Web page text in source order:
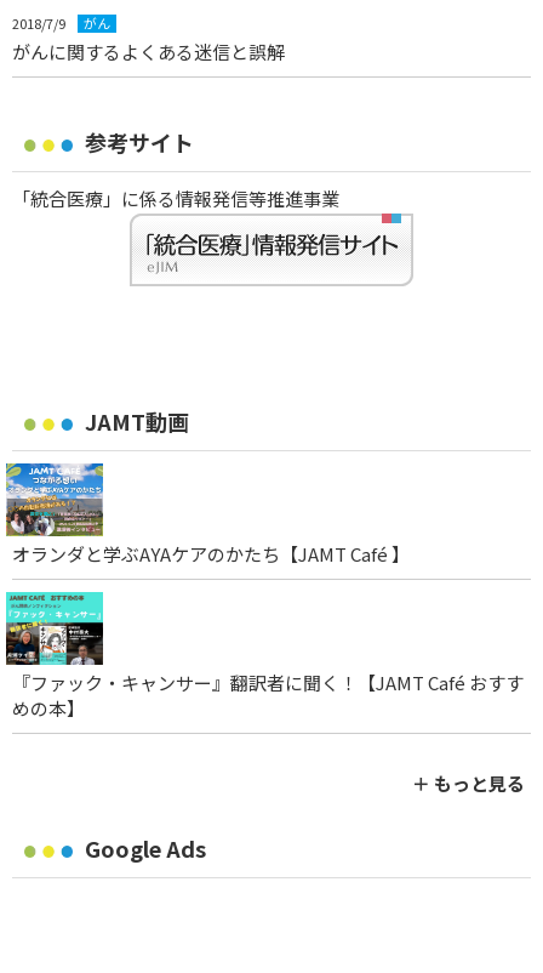
2018/7/9 がん
がんに関するよくある迷信と誤解
参考サイト
「統合医療」に係る情報発信等推進事業
JAMT動画
オランダと学ぶAYAケアのかたち【JAMT Café 】
『ファック・キャンサー』翻訳者に聞く！【JAMT Café おすす
めの本】
＋ もっと見る
Google Ads